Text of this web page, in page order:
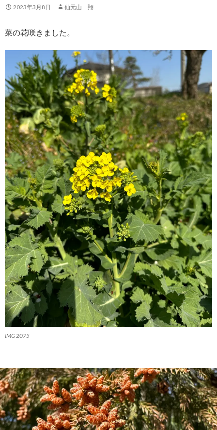
2023年3月8日 仙元山 翔
菜の花咲きました。
IMG 2075